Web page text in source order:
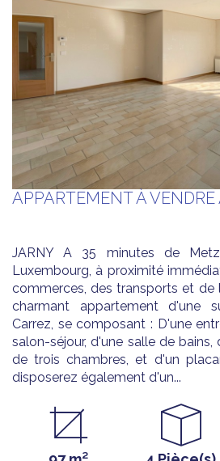
APPARTEMENT À VENDRE
JARNY A 35 minutes de
Luxembourg, à proximité
commerces, des transports et de
charmant appartement d'une
Carrez, se composant : D'une
salon-séjour, d'une salle de bains,
de trois chambres, et d'un
disposerez également d'un...